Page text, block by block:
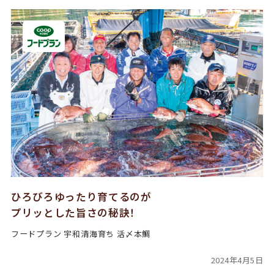
ひろびろゆったり育てるのが
プリッとした旨さの秘訣！
フードプラン 宇和清海育ち 活〆本鯛
2024年4月5日